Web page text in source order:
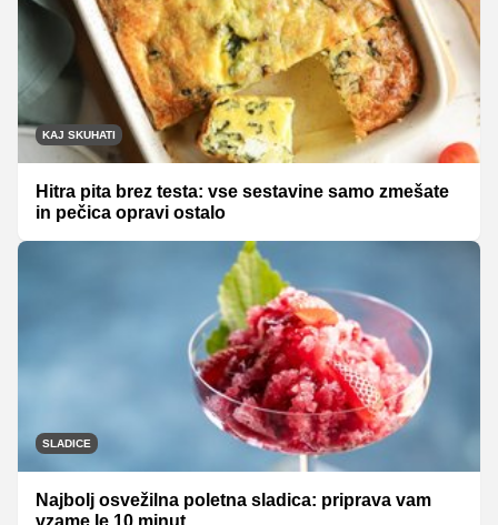
KAJ SKUHATI
Hitra pita brez testa: vse sestavine samo zmešate
in pečica opravi ostalo
SLADICE
Najbolj osvežilna poletna sladica: priprava vam
vzame le 10 minut